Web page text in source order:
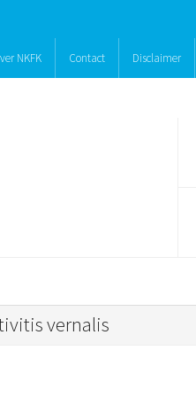
NKFK Contact Disclaimer
vernalis